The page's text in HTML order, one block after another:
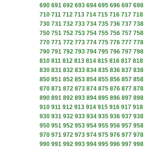
690 691 692 693 694 695 696 697 698
710 711 712 713 714 715 716 717 718
730 731 732 733 734 735 736 737 738
750 751 752 753 754 755 756 757 758
770 771 772 773 774 775 776 777 778
790 791 792 793 794 795 796 797 798
810 811 812 813 814 815 816 817 818
830 831 832 833 834 835 836 837 838
850 851 852 853 854 855 856 857 858
870 871 872 873 874 875 876 877 878
890 891 892 893 894 895 896 897 898
910 911 912 913 914 915 916 917 918
930 931 932 933 934 935 936 937 938
950 951 952 953 954 955 956 957 958
970 971 972 973 974 975 976 977 978
990 991 992 993 994 995 996 997 998